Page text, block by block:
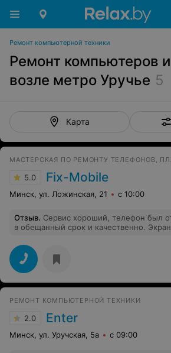
Ремонт компьютерной техники
Ремонт компьютеров
возле метро Уручье 5
Карта
5.0 Fix-Mobile
Минск, ул. Ложинская, 21 с 10:00
Отзыв. Сервис хороший, телефон был
в обещанный срок и качественно. Экран
сервисах
РЕМОНТ КОМПЬЮТЕРНОЙ ТЕХНИКИ
2.0 Enter
Минск, ул. Уручская, 5а с 09:00